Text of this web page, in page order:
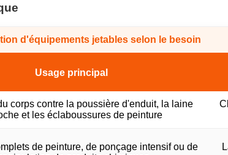
d'équipements jetables selon le besoin
Usage principal
corps contre la poussière d'enduit, la laine
et les éclaboussures de peinture
de peinture, de ponçage intensif ou de